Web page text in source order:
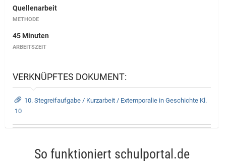
Quellenarbeit
METHODE
45 Minuten
ARBEITSZEIT
VERKNÜPFTES DOKUMENT:
10. Stegreifaufgabe / Kurzarbeit / Extemporalie in Geschichte Kl.
10
So funktioniert schulportal.de